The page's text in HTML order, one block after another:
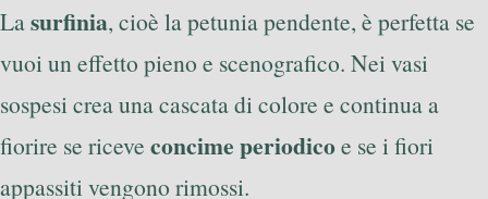
Lasurfinia, cioè la petunia pendente, è perfetta se
vuoi un effetto pieno e scenografico. Nei vasi
sospesi crea una cascata di colore e continua a
fiorire se riceve concime periodicoe se i fiori
appassiti vengono rimossi.